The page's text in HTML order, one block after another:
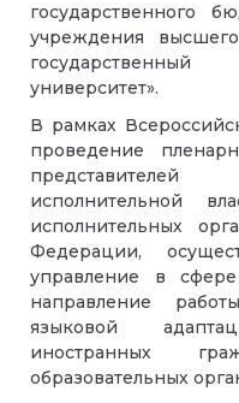
государственного
учреждения
государственный
университет».
В рамках
проведение
исполнительной
исполнительных
Федерации,
управление в
направление
языковой
иностранных
образовательных